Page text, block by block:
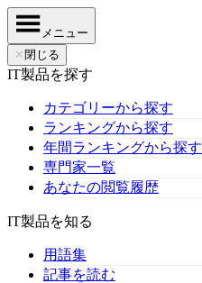
メニュー
✕ 閉じる
IT製品を探す
カテゴリーから探す
ランキングから探す
年間ランキングから探す
専門家一覧
あなたの閲覧履歴
IT製品を知る
用語集
記事を読む